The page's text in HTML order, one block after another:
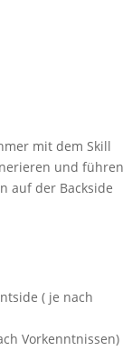
mit dem Skill
und führen
auf der Backside
( je nach
Vorkenntnissen)